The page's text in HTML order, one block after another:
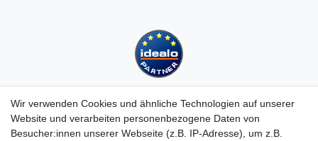
Wir verwenden Cookies und ähnliche Technologien auf unserer
Website und verarbeiten personenbezogene Daten von
Besucher:innen unserer Webseite (z.B. IP-Adresse), um z.B.